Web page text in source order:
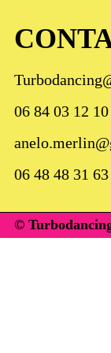
06 84 03 12 10
06 48 48 31 63
©